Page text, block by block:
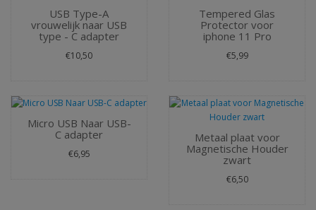
USB Type-A
vrouwelijk naar USB
type - C adapter
€10,50
Tempered Glas
Protector voor
iphone 11 Pro
€5,99
Micro USB Naar USB-
C adapter
€6,95
Metaal plaat voor
Magnetische Houder
zwart
€6,50